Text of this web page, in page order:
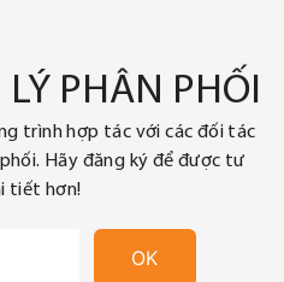
PHÂN PHỐI
trình hợp tác với các đối tác
Hãy đăng ký để được tư
tiết hơn!